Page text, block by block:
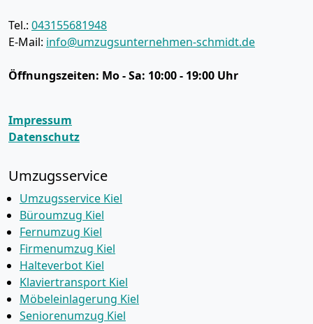
Tel.: 043155681948
E-Mail: info@umzugsunternehmen-schmidt.de
Öffnungszeiten: Mo - Sa: 10:00 - 19:00 Uhr
Impressum
Datenschutz
Umzugsservice
Umzugsservice Kiel
Büroumzug Kiel
Fernumzug Kiel
Firmenumzug Kiel
Halteverbot Kiel
Klaviertransport Kiel
Möbeleinlagerung Kiel
Seniorenumzug Kiel